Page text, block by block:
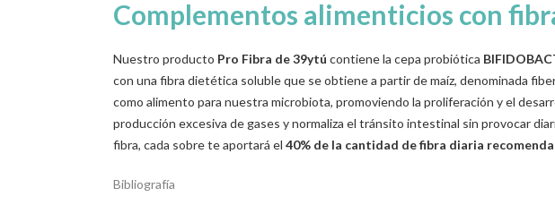
Complementos alimenticios con
Nuestro producto Pro Fibra de 39ytú contiene la cepa probiótica
con una fibra dietética soluble que se obtiene a partir de maíz, denominada
como alimento para nuestra microbiota, promoviendo la proliferación y el
producción excesiva de gases y normaliza el tránsito intestinal sin provocar
fibra, cada sobre te aportará el 40% de la cantidad de fibra diaria
Bibliografía